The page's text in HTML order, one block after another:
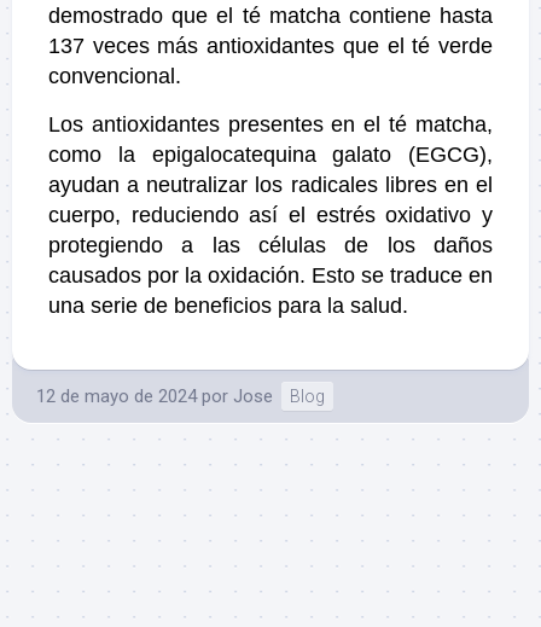
demostrado que el té matcha contiene hasta
137 veces más antioxidantes que el té verde
convencional.
Los antioxidantes presentes en el té matcha,
como la epigalocatequina galato (EGCG),
ayudan a neutralizar los radicales libres en el
cuerpo, reduciendo así el estrés oxidativo y
protegiendo a las células de los daños
causados ​​por la oxidación. Esto se traduce en
una serie de beneficios para la salud.
12 de mayo de 2024 por Jose Blog